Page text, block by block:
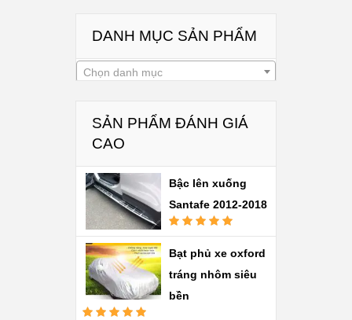
DANH MỤC SẢN PHẨM
Chọn danh mục
SẢN PHẨM ĐÁNH GIÁ
CAO
Bậc lên xuống
Santafe 2012-2018
Được xếp
hạng 5.00
sao
Bạt phủ xe oxford
tráng nhôm siêu
bền